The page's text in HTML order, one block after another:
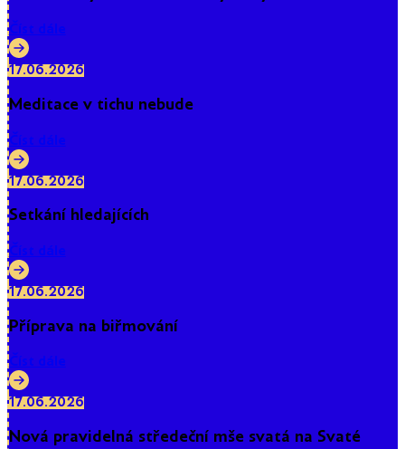
Číst dále
17.06.2026
Meditace v tichu nebude
Číst dále
17.06.2026
Setkání hledajících
Číst dále
17.06.2026
Příprava na biřmování
Číst dále
17.06.2026
Nová pravidelná středeční mše svatá na Svaté